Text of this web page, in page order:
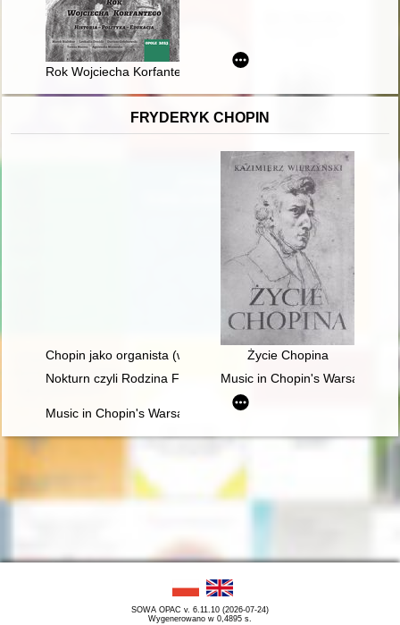
Rok Wojciecha Korfantego : historia - polityka - edukacja
FRYDERYK CHOPIN
Chopin jako organista (w 150. rocznicę śmierci)
Życie Chopina
Nokturn czyli Rodzina Fryderyka Chopina i Warszawa w
Music in Chopin's Warsaw
Music in Chopin's Warsaw
SOWA OPAC v. 6.11.10 (2026-07-24)
Wygenerowano w 0,4895 s.